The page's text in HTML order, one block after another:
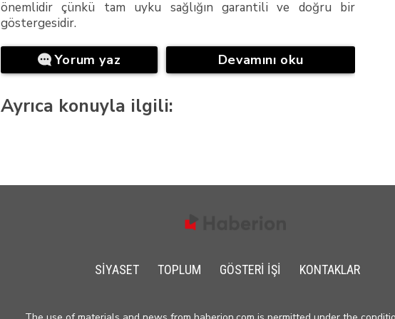
önemlidir çünkü tam uyku sağlığın garantili ve doğru bir
göstergesidir.
Yorum yaz Devamını oku
Ayrıca konuyla ilgili:
SIYASET TOPLUM GÖSTERI IŞI KONTAKLAR